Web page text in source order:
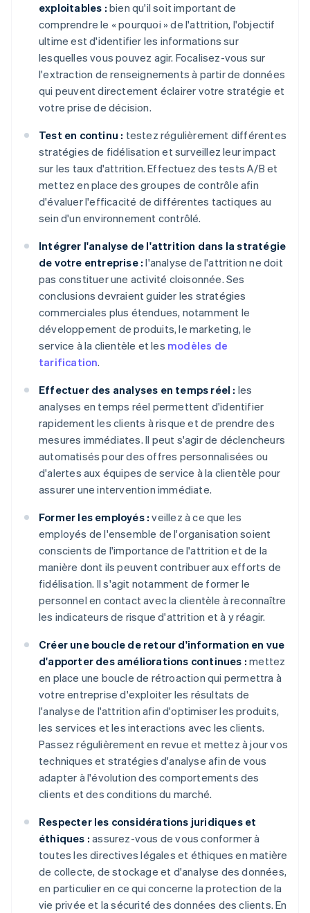
exploitables : bien qu'il soit important de
comprendre le « pourquoi » de l'attrition, l'objectif
ultime est d'identifier les informations sur
lesquelles vous pouvez agir. Focalisez-vous sur
l'extraction de renseignements à partir de données
qui peuvent directement éclairer votre stratégie et
votre prise de décision.
Test en continu : testez régulièrement différentes
stratégies de fidélisation et surveillez leur impact
sur les taux d'attrition. Effectuez des tests A/B et
mettez en place des groupes de contrôle afin
d'évaluer l'efficacité de différentes tactiques au
sein d'un environnement contrôlé.
Intégrer l'analyse de l'attrition dans la stratégie
de votre entreprise : l'analyse de l'attrition ne doit
pas constituer une activité cloisonnée. Ses
conclusions devraient guider les stratégies
commerciales plus étendues, notamment le
développement de produits, le marketing, le
service à la clientèle et les modèles de
tarification.
Effectuer des analyses en temps réel : les
analyses en temps réel permettent d'identifier
rapidement les clients à risque et de prendre des
mesures immédiates. Il peut s'agir de déclencheurs
automatisés pour des offres personnalisées ou
d'alertes aux équipes de service à la clientèle pour
assurer une intervention immédiate.
Former les employés : veillez à ce que les
employés de l'ensemble de l'organisation soient
conscients de l'importance de l'attrition et de la
manière dont ils peuvent contribuer aux efforts de
fidélisation. Il s'agit notamment de former le
personnel en contact avec la clientèle à reconnaître
les indicateurs de risque d'attrition et à y réagir.
Créer une boucle de retour d'information en vue
d'apporter des améliorations continues : mettez
en place une boucle de rétroaction qui permettra à
votre entreprise d'exploiter les résultats de
l'analyse de l'attrition afin d'optimiser les produits,
les services et les interactions avec les clients.
Passez régulièrement en revue et mettez à jour vos
techniques et stratégies d'analyse afin de vous
adapter à l'évolution des comportements des
clients et des conditions du marché.
Respecter les considérations juridiques et
éthiques : assurez-vous de vous conformer à
toutes les directives légales et éthiques en matière
de collecte, de stockage et d'analyse des données,
en particulier en ce qui concerne la protection de la
vie privée et la sécurité des données des clients. En